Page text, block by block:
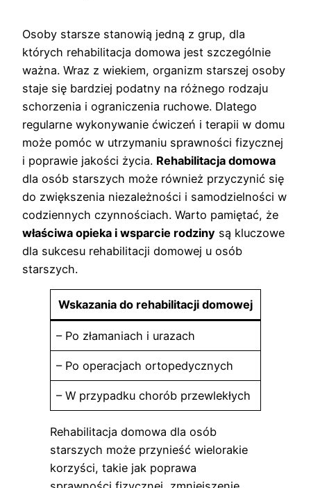
Osoby starsze stanowią jedną z grup, dla
których rehabilitacja domowa jest szczególnie
ważna. Wraz z wiekiem, organizm starszej osoby
staje się bardziej podatny na różnego rodzaju
schorzenia i ograniczenia ruchowe. Dlatego
regularne wykonywanie ćwiczeń i terapii w domu
może pomóc w utrzymaniu sprawności fizycznej
i poprawie jakości życia. Rehabilitacja domowa
dla osób starszych może również przyczynić się
do zwiększenia niezależności i samodzielności w
codziennych czynnościach. Warto pamiętać, że
właściwa opieka i wsparcie rodziny są kluczowe
dla sukcesu rehabilitacji domowej u osób
starszych.
Wskazania do rehabilitacji domowej
– Po złamaniach i urazach
– Po operacjach ortopedycznych
– W przypadku chorób przewlekłych
Rehabilitacja domowa dla osób
starszych może przynieść wielorakie
korzyści, takie jak poprawa